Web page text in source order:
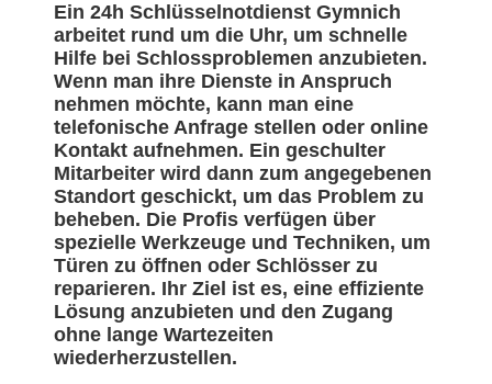
Ein 24h Schlüsselnotdienst Gymnich
arbeitet rund um die Uhr, um schnelle
Hilfe bei Schlossproblemen anzubieten.
Wenn man ihre Dienste in Anspruch
nehmen möchte, kann man eine
telefonische Anfrage stellen oder online
Kontakt aufnehmen. Ein geschulter
Mitarbeiter wird dann zum angegebenen
Standort geschickt, um das Problem zu
beheben. Die Profis verfügen über
spezielle Werkzeuge und Techniken, um
Türen zu öffnen oder Schlösser zu
reparieren. Ihr Ziel ist es, eine effiziente
Lösung anzubieten und den Zugang
ohne lange Wartezeiten
wiederherzustellen.